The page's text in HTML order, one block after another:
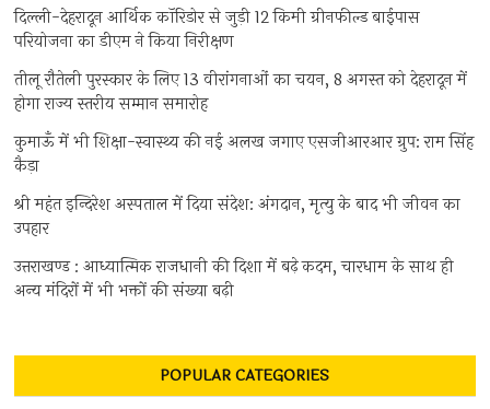
दिल्ली-देहरादून आर्थिक कॉरिडोर से जुड़ी 12 किमी ग्रीनफील्ड बाईपास
परियोजना का डीएम ने किया निरीक्षण
तीलू रौतेली पुरस्कार के लिए 13 वीरांगनाओं का चयन, 8 अगस्त को देहरादून में
होगा राज्य स्तरीय सम्मान समारोह
कुमाऊँ में भी शिक्षा-स्वास्थ्य की नई अलख जगाए एसजीआरआर ग्रुप: राम सिंह
कैड़ा
श्री महंत इन्दिरेश अस्पताल में दिया संदेश: अंगदान, मृत्यु के बाद भी जीवन का
उपहार
उत्तराखण्ड : आध्यात्मिक राजधानी की दिशा में बढ़े कदम, चारधाम के साथ ही
अन्य मंदिरों में भी भक्तों की संख्या बढ़ी
POPULAR CATEGORIES